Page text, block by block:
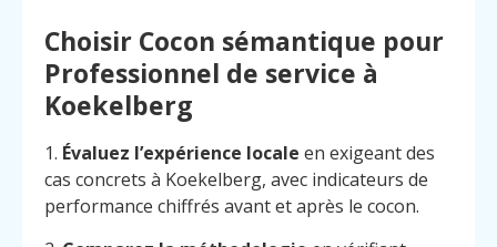
Choisir Cocon sémantique pour
Professionnel de service à
Koekelberg
1. Évaluez l’expérience locale en exigeant des
cas concrets à Koekelberg, avec indicateurs de
performance chiffrés avant et après le cocon.